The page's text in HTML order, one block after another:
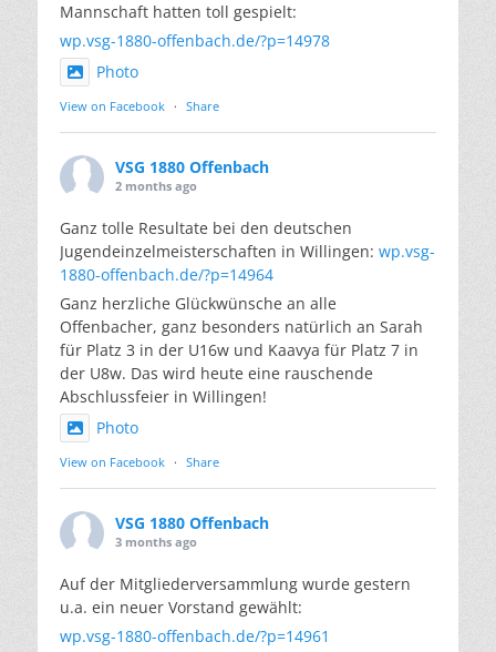
Mannschaft hatten toll gespielt:
wp.vsg-1880-offenbach.de/?p=14978
Photo
View on Facebook · Share
VSG 1880 Offenbach
2 months ago
Ganz tolle Resultate bei den deutschen
Jugendeinzelmeisterschaften in Willingen: wp.vsg-
1880-offenbach.de/?p=14964
Ganz herzliche Glückwünsche an alle
Offenbacher, ganz besonders natürlich an Sarah
für Platz 3 in der U16w und Kaavya für Platz 7 in
der U8w. Das wird heute eine rauschende
Abschlussfeier in Willingen!
Photo
View on Facebook · Share
VSG 1880 Offenbach
3 months ago
Auf der Mitgliederversammlung wurde gestern
u.a. ein neuer Vorstand gewählt:
wp.vsg-1880-offenbach.de/?p=14961